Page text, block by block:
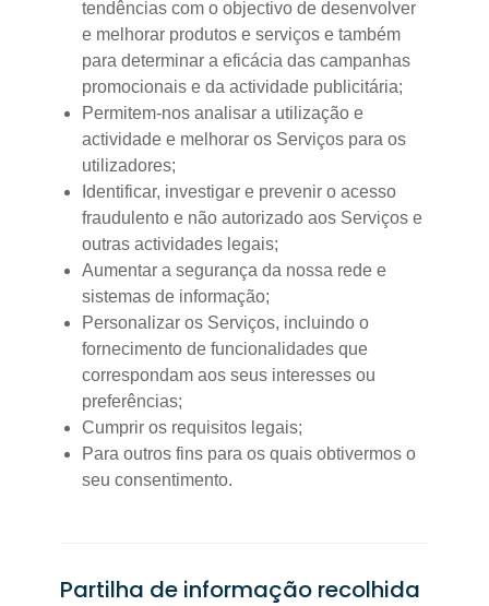
tendências com o objectivo de desenvolver
e melhorar produtos e serviços e também
para determinar a eficácia das campanhas
promocionais e da actividade publicitária;
Permitem-nos analisar a utilização e
actividade e melhorar os Serviços para os
utilizadores;
Identificar, investigar e prevenir o acesso
fraudulento e não autorizado aos Serviços e
outras actividades legais;
Aumentar a segurança da nossa rede e
sistemas de informação;
Personalizar os Serviços, incluindo o
fornecimento de funcionalidades que
correspondam aos seus interesses ou
preferências;
Cumprir os requisitos legais;
Para outros fins para os quais obtivermos o
seu consentimento.
Partilha de informação recolhida